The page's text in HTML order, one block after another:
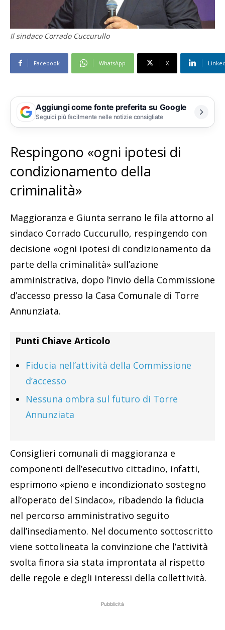
Il sindaco Corrado Cuccurullo
Facebook WhatsApp X
Aggiungi come fonte preferita su Google
Seguici più facilmente nelle notizie consigliate
Respingono «ogni ipotesi di
condizionamento della
criminalità»
Maggioranza e Giunta serrano le fila attorno al
sindaco Corrado Cuccurullo, respingendo con
decisione «ogni ipotesi di condizionamento da
parte della criminalità» sull’azione
amministrativa, dopo l’invio della Commissione
d’accesso presso la Casa Comunale di Torre
Annunziata.
Punti Chiave Articolo
Fiducia nell’attività della Commissione
d’accesso
Nessuna ombra sul futuro di Torre
Annunziata
Consiglieri comunali di maggioranza e
componenti dell’esecutivo cittadino, infatti,
esprimono «pieno e incondizionato sostegno
all’operato del Sindaco», ribadendo la fiducia
nel percorso amministrativo seguito
dall’insediamento. Nel documento sottoscritto
viene sottolineata la convinzione che l’attività
svolta finora sia stata improntata al rispetto
delle regole e degli interessi della collettività.
Pubblicità